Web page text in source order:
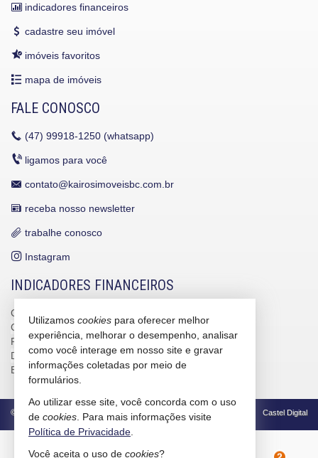
indicadores financeiros
cadastre seu imóvel
imóveis favoritos
mapa de imóveis
FALE CONOSCO
(47) 99918-1250 (whatsapp)
ligamos para você
contato@kairosimoveisbc.com.br
receba nosso newsletter
trabalhe conosco
Instagram
INDICADORES FINANCEIROS
CUB /
CUB /SCvariação
0,95%
Poupança
0,6738%
Dólar Comercial
R$ 5,12
Euro
R$ 5,91
© 2026 CRECI/SC 4586-J Política de Privacidade Castel Digital
Utilizamos cookies para oferecer melhor
experiência, melhorar o desempenho, analisar
como você interage em nosso site e gravar
informações coletadas por meio de
formulários.
Ao utilizar esse site, você concorda com o uso
de cookies . Para mais informações visite
Política de Privacidade
Você aceita o uso de cookies?